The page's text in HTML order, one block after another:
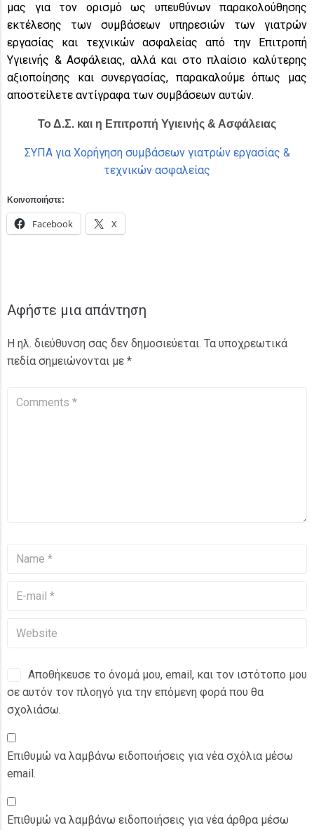
μας για τον ορισμό ως υπευθύνων παρακολούθησης
εκτέλεσης των συμβάσεων υπηρεσιών των γιατρών
εργασίας και τεχνικών ασφαλείας από την Επιτροπή
Υγιεινής & Ασφάλειας, αλλά και στο πλαίσιο καλύτερης
αξιοποίησης και συνεργασίας, παρακαλούμε όπως μας
αποστείλετε αντίγραφα των συμβάσεων αυτών.
Το Δ.Σ. και η Επιτροπή Υγιεινής & Ασφάλειας
ΣΥΠΑ για Χορήγηση συμβάσεων γιατρών εργασίας &
τεχνικών ασφαλείας
Κοινοποιήστε:
Facebook X
Αφήστε μια απάντηση
Η ηλ. διεύθυνση σας δεν δημοσιεύεται. Τα υποχρεωτικά
πεδία σημειώνονται με *
Αποθήκευσε το όνομά μου, email, και τον ιστότοπο μου
σε αυτόν τον πλοηγό για την επόμενη φορά που θα
σχολιάσω.
Επιθυμώ να λαμβάνω ειδοποιήσεις για νέα σχόλια μέσω
email.
Επιθυμώ να λαμβάνω ειδοποιήσεις για νέα άρθρα μέσω